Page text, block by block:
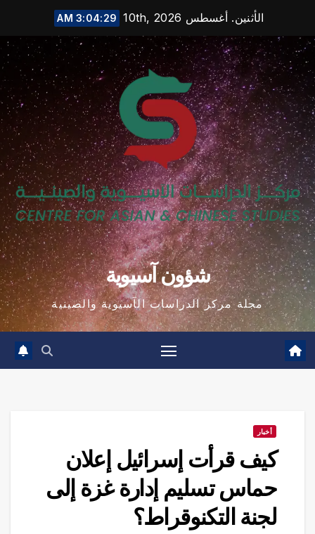
content
الأثنين. أغسطس 10th, 2026 3:04:30 AM
شؤون آسيوية
مجلة مركز الدراسات الآسيوية والصينية
أخبار
كيف قرأت إسرائيل إعلان
حماس تسليم إدارة غزة إلى
لجنة التكنوقراط؟‬